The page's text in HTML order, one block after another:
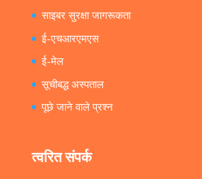
साइबर सुरक्षा जागरूकता
ई-एचआरएमएस
ई-मेल
सूचीबद्ध अस्पताल
पूछे जाने वाले प्रश्न
त्वरित संपर्क